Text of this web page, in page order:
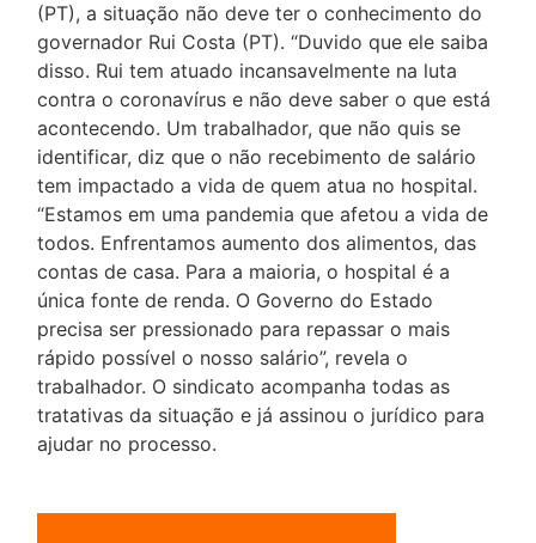
(PT), a situação não deve ter o conhecimento do
governador Rui Costa (PT). “Duvido que ele saiba
disso. Rui tem atuado incansavelmente na luta
contra o coronavírus e não deve saber o que está
acontecendo. Um trabalhador, que não quis se
identificar, diz que o não recebimento de salário
tem impactado a vida de quem atua no hospital.
“Estamos em uma pandemia que afetou a vida de
todos. Enfrentamos aumento dos alimentos, das
contas de casa. Para a maioria, o hospital é a
única fonte de renda. O Governo do Estado
precisa ser pressionado para repassar o mais
rápido possível o nosso salário”, revela o
trabalhador. O sindicato acompanha todas as
tratativas da situação e já assinou o jurídico para
ajudar no processo.